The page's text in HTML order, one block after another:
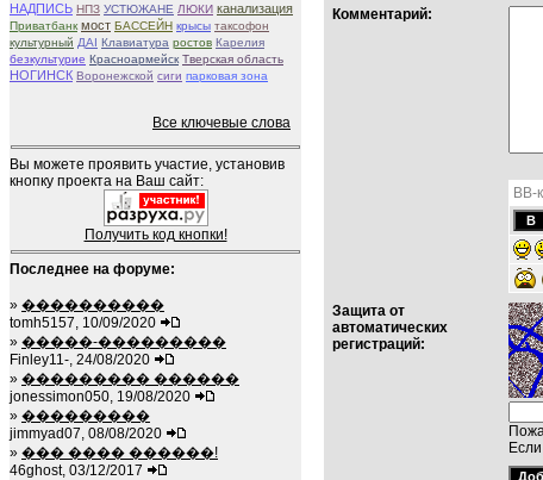
НАДПИСЬ НПЗ УСТЮЖАНЕ ЛЮКИ канализация
Приватбанк мост БАССЕЙН крысы таксофон
культурный ДАІ Клавиатура ростов Карелия
безкультурие Красноармейск Тверская область
НОГИНСК Воронежской сиги парковая зона
Все ключевые слова
Вы можете проявить участие, установив
кнопку проекта на Ваш сайт:
Получить код кнопки!
Последнее на форуме:
» ����������
tomh5157, 10/09/2020
» �����-���������
Finley11-, 24/08/2020
» ��������� ������
jonessimon050, 19/08/2020
» ���������
jimmyad07, 08/08/2020
» ��� ���� ������!
46ghost, 03/12/2017
Комментарий:
BB-
Защита от
автоматических
регистраций: